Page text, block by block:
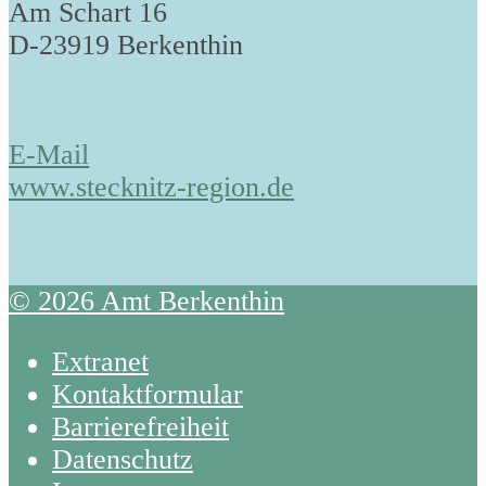
Am Schart 16
D-23919 Berkenthin
E-Mail
www.stecknitz-region.de
© 2026 Amt Berkenthin
Extranet
Kontaktformular
Barrierefreiheit
Datenschutz